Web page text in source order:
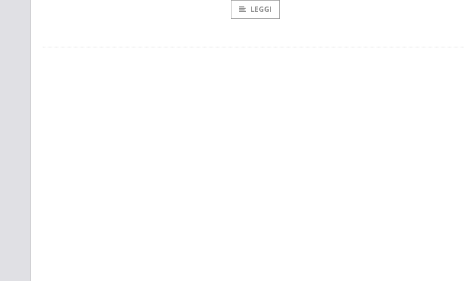
LEGGI